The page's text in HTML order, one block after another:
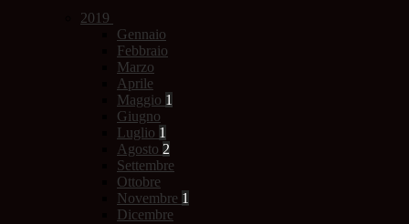
2019
Gennaio
Febbraio
Marzo
Aprile
Maggio 1
Giugno
Luglio 1
Agosto 2
Settembre
Ottobre
Novembre 1
Dicembre